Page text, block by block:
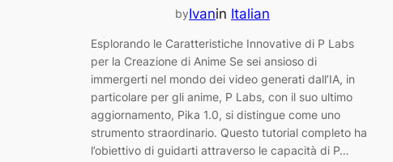
byIvanin Italian
Esplorando le Caratteristiche Innovative di P Labs
per la Creazione di Anime Se sei ansioso di
immergerti nel mondo dei video generati dall’IA, in
particolare per gli anime, P Labs, con il suo ultimo
aggiornamento, Pika 1.0, si distingue come uno
strumento straordinario. Questo tutorial completo ha
l’obiettivo di guidarti attraverso le capacità di P…